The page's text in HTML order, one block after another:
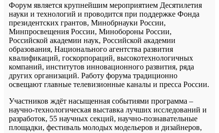
Форум является крупнейшим мероприятием Десятилетия
науки и технологий и проводится при поддержке Фонда
президентских грантов, Минобрнауки России,
Минпросвещения России, Минобороны России,
Российской академии наук, Российской академии
образования, Национального агентства развития
квалификаций, госкорпораций, высокотехнологичных
компаний, институтов инновационного развития, ряда
других организаций. Работу форума традиционно
освещают главные телевизионные каналы и пресса России.
Участников ждёт насыщенная событиями программа –
научно-технологическая выставка лучших исследований и
разработок, 55 научных секций, научно-познавательные
площадки, фестиваль молодых модельеров и дизайнеров,